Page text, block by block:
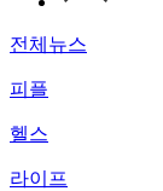
전체뉴스
피플
헬스
라이프